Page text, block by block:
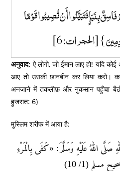
بِنَبَإٍ فَتَبَيَّنُوا أَنْ تُصِيبُوا قَوْمًا
} [الحجرات: 6]
अनुवाद: ऐ लोगो, जो ईमान लाए हो! यदि
आए तो उसकी छानबीन कर लिया करो।
अनजाने में तकलीफ़ और नुक़सान पहुँचा
हुजरात: 6)
मुस्लिम शरीफ में आया है:
صَلَّى اللهُ عَلَيْهِ وَسَلَّمَ: «كَفَى بِالْمَرْءِ
(1/ 10)